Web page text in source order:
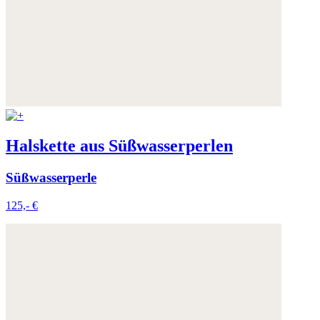
Halskette aus Süßwasserperlen
Süßwasserperle
125,- €